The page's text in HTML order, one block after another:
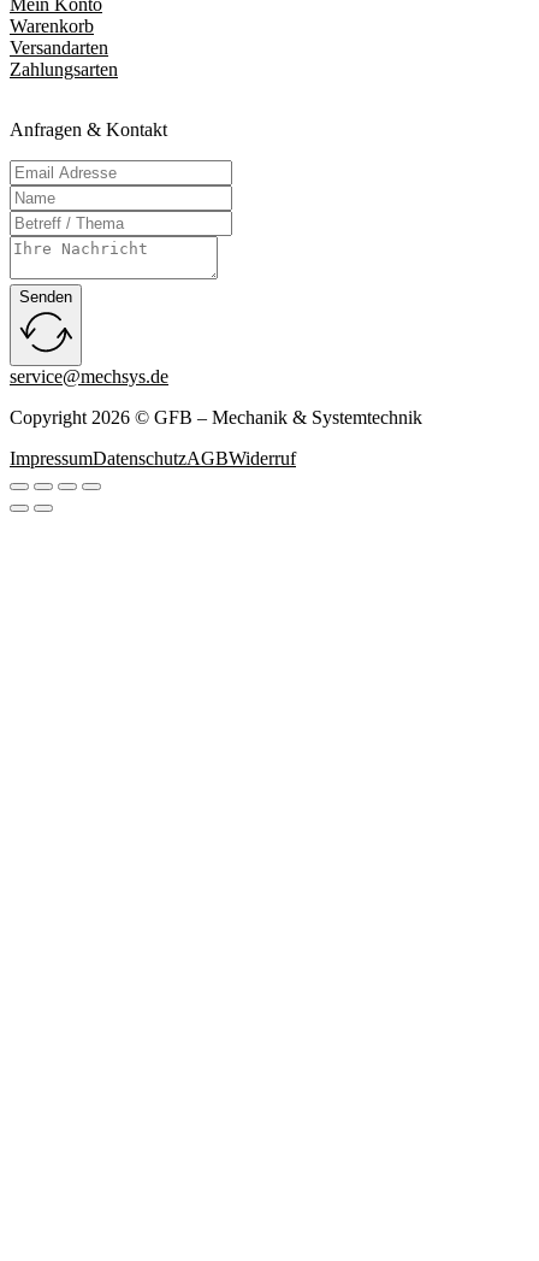
Mein Konto
Warenkorb
Versandarten
Zahlungsarten
Anfragen & Kontakt
Senden
service@mechsys.de
Copyright 2026 © GFB – Mechanik & Systemtechnik
ImpressumDatenschutzAGBWiderruf